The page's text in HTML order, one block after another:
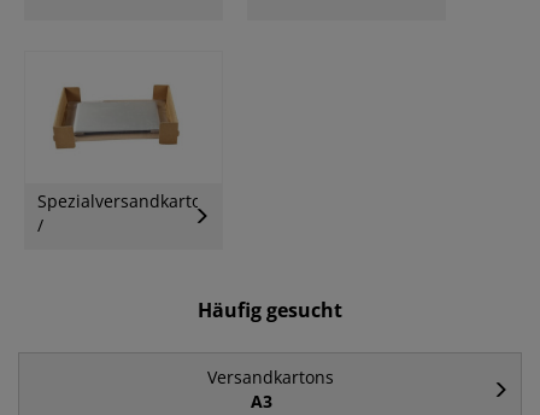
Spezialversandkartons
/
Häufig gesucht
Versandkartons
A3